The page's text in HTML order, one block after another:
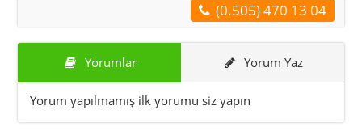
(0.505) 470 13 04
Yorumlar Yorum Yaz
Yorum yapılmamış ilk yorumu siz yapın